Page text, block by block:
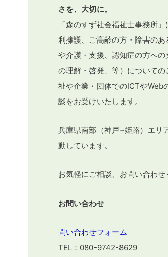
さを、大切に。
「森のすず社会福祉士事務所
利擁護、ご高齢の方・障害のあ
や介護・支援、認知症の方への
の理解・啓発、等）についての
祉や企業・団体でのICTやWeb
談をお受けいたします。
兵庫県南部（神戸~姫路）エリ
動しています。
お気軽にご相談、お問い合わせ
お問い合わせ
問い合わせフォーム
TEL：080-9742-8629